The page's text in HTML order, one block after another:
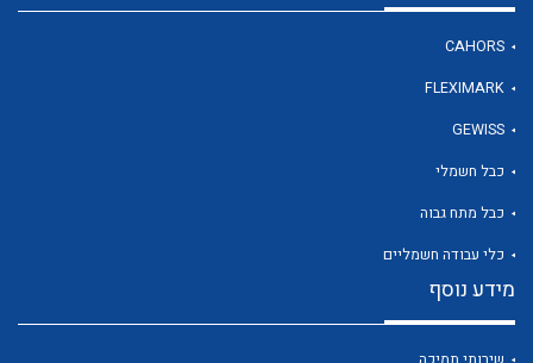
CAHORS
FLEXIMARK
GEWISS
כבל חשמלי
כבל מתח גבוה
כלי עבודה חשמליים
מידע נוסף